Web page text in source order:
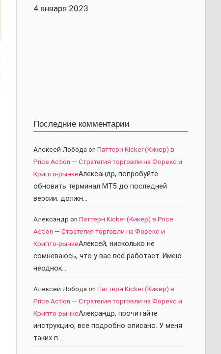
4 января 2023
Последние комментарии
Алексей Лободаon Паттерн Kicker (Кикер) в
Price Action — Стратегия торговли на Форекс и
Крипто-рынкеАлександр, попробуйте
обновить терминал МТ5 до последней
версии. должн…
Александр on Паттерн Kicker (Кикер) в Price
Action — Стратегия торговли на Форекс и
Крипто-рынкеАлексей, нисколько не
сомневаюсь, что у вас всё работает. Имею
неоднок…
Алексей Лободаon Паттерн Kicker (Кикер) в
Price Action — Стратегия торговли на Форекс и
Крипто-рынкеАлександр, прочитайте
инструкцию, все подробно описано. У меня
таких п…